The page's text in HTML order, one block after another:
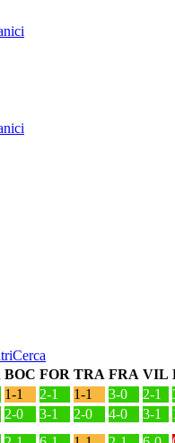
Cerca
BOC FOR TRA FRA VIL
1-1 2-1 1-1 3-0 2-1
2-0 3-1 2-0 4-0 3-1